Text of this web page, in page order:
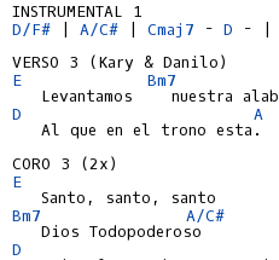
D/F# | A/C# | Cmaj7 - D - |
E
Bm7
D
A
   Al que en el trono esta.
E
Bm7
A/C#
D